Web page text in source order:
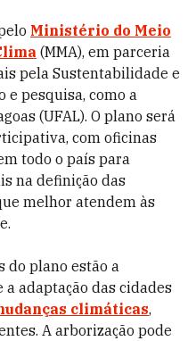
Ministério do Meio
(MMA), em parceria
pela Sustentabilidade e
pesquisa, como a
(UFAL). O plano será
com oficinas
todo o país para
na definição das
melhor atendem às
do plano estão a
adaptação das cidades
climáticas,
A arborização pode